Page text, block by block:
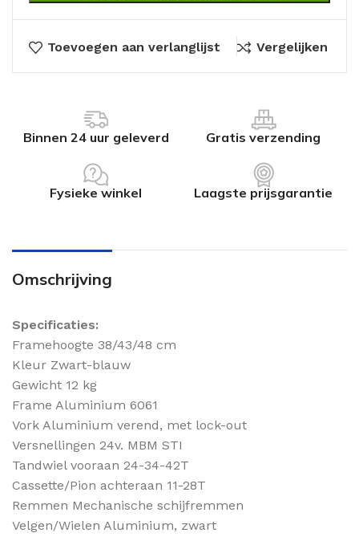
Toevoegen aan verlanglijst Vergelijken
Binnen 24 uur geleverd Gratis verzending
Fysieke winkel Laagste prijsgarantie
Omschrijving
Specificaties:
Framehoogte 38/43/48 cm
Kleur Zwart-blauw
Gewicht 12 kg
Frame Aluminium 6061
Vork Aluminium verend, met lock-out
Versnellingen 24v. MBM STI
Tandwiel vooraan 24-34-42T
Cassette/Pion achteraan 11-28T
Remmen Mechanische schijfremmen
Velgen/Wielen Aluminium, zwart